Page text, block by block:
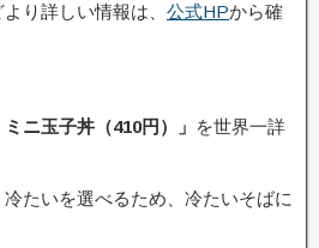
り詳しい情報は、 公式HPから確
ミニ玉子丼（410円）」 を世界一詳
たいを選べるため、冷たいそばに